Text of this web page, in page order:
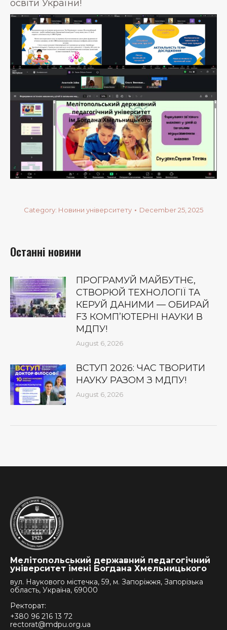
освіти України!
Category: Новини університету December 25, 2025
Останні новини
ПРОГРАМУЙ МАЙБУТНЄ,
СТВОРЮЙ ТЕХНОЛОГІЇ ТА
КЕРУЙ ДАНИМИ — ОБИРАЙ
F3 КОМП’ЮТЕРНІ НАУКИ В
МДПУ!
August 6, 2026
ВСТУП 2026: ЧАС ТВОРИТИ
НАУКУ РАЗОМ З МДПУ!
August 6, 2026
Мелітопольський державний педагогічний
університет імені Богдана Хмельницького
вул. Наукового містечка, 59, м. Запоріжжя, Запорізька
область, Україна, 69000
Ректорат:
+380 96 216 13 72
rectorat@mdpu.org.ua